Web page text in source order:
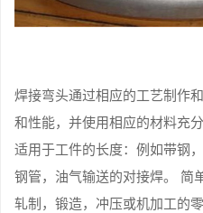
焊接弯头通过相应的工艺制作
和性能，并使用相应的材料充
适用于工件的长度：例如带钢
钢管，油气输送的对接焊。 简
轧制，锻造，冲压或机加工的